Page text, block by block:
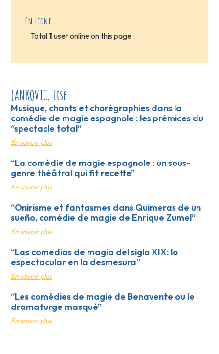
En ligne
Total 1 user online on this page
JANKOVIC, Lise
Musique, chants et chorégraphies dans la
comédie de magie espagnole : les prémices du
“spectacle total”
En savoir plus
“La comédie de magie espagnole : un sous-
genre théâtral qui fit recette”
En savoir plus
“Onirisme et fantasmes dans Quimeras de un
sueño, comédie de magie de Enrique Zumel”
En savoir plus
“Las comedias de magia del siglo XIX: lo
espectacular en la desmesura”
En savoir plus
“Les comédies de magie de Benavente ou le
dramaturge masqué”
En savoir plus